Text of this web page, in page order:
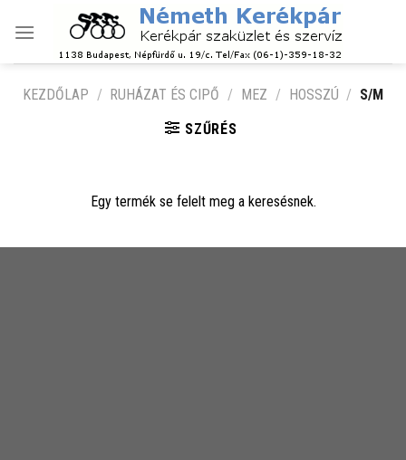
KEZDŐLAP / RUHÁZAT ÉS CIPŐ / MEZ / HOSSZÚ / S/M
SZŰRÉS
Egy termék se felelt meg a keresésnek.